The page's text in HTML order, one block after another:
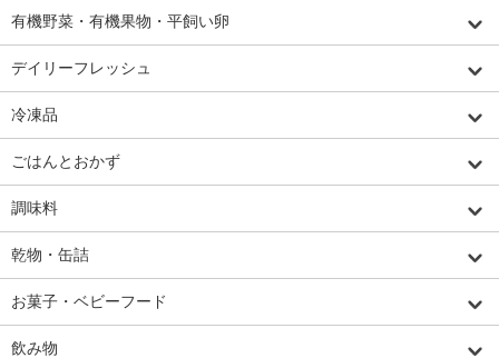
有機野菜・有機果物・平飼い卵
デイリーフレッシュ
冷凍品
ごはんとおかず
調味料
乾物・缶詰
お菓子・ベビーフード
飲み物